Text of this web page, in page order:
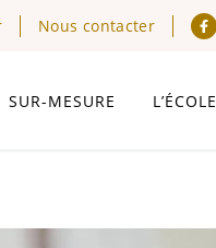
Nous contacter
SUR-MESURE L’ÉCOLE